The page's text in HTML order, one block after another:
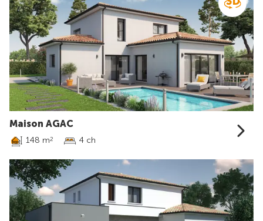
Maison AGAC
148 m2 4 ch